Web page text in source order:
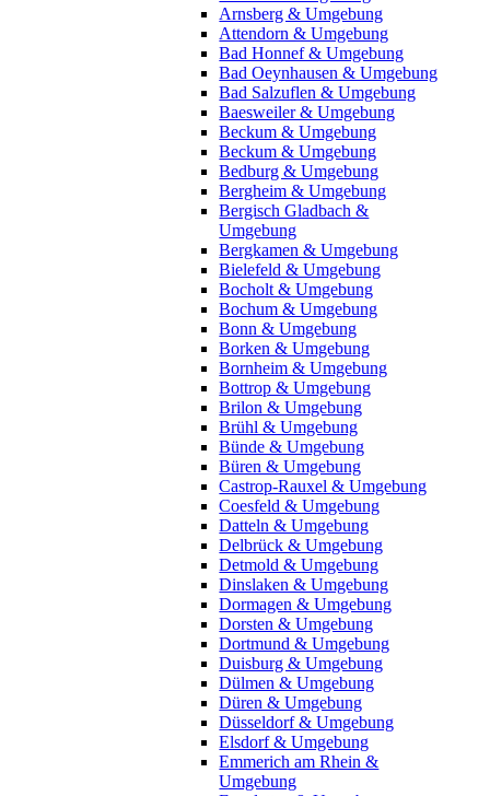
Arnsberg & Umgebung
Attendorn & Umgebung
Bad Honnef & Umgebung
Bad Oeynhausen & Umgebung
Bad Salzuflen & Umgebung
Baesweiler & Umgebung
Beckum & Umgebung
Beckum & Umgebung
Bedburg & Umgebung
Bergheim & Umgebung
Bergisch Gladbach &
Umgebung
Bergkamen & Umgebung
Bielefeld & Umgebung
Bocholt & Umgebung
Bochum & Umgebung
Bonn & Umgebung
Borken & Umgebung
Bornheim & Umgebung
Bottrop & Umgebung
Brilon & Umgebung
Brühl & Umgebung
Bünde & Umgebung
Büren & Umgebung
Castrop-Rauxel & Umgebung
Coesfeld & Umgebung
Datteln & Umgebung
Delbrück & Umgebung
Detmold & Umgebung
Dinslaken & Umgebung
Dormagen & Umgebung
Dorsten & Umgebung
Dortmund & Umgebung
Duisburg & Umgebung
Dülmen & Umgebung
Düren & Umgebung
Düsseldorf & Umgebung
Elsdorf & Umgebung
Emmerich am Rhein &
Umgebung